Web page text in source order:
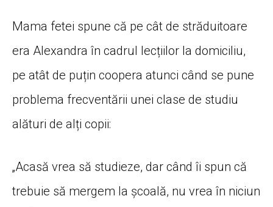
Mama fetei spune că pe cât de străduitoare
era Alexandra în cadrul lecțiilor la domiciliu,
pe atât de puțin coopera atunci când se pune
problema frecventării unei clase de studiu
alături de alți copii:
„Acasă vrea să studieze, dar când îi spun că
trebuie să mergem la școală, nu vrea în niciun